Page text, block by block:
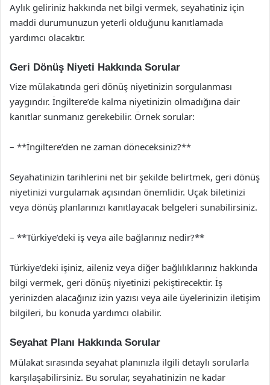
Aylık geliriniz hakkında net bilgi vermek, seyahatiniz için
maddi durumunuzun yeterli olduğunu kanıtlamada
yardımcı olacaktır.
Geri Dönüş Niyeti Hakkında Sorular
Vize mülakatında geri dönüş niyetinizin sorgulanması
yaygındır. İngiltere’de kalma niyetinizin olmadığına dair
kanıtlar sunmanız gerekebilir. Örnek sorular:
– **İngiltere’den ne zaman döneceksiniz?**
Seyahatinizin tarihlerini net bir şekilde belirtmek, geri dönüş
niyetinizi vurgulamak açısından önemlidir. Uçak biletinizi
veya dönüş planlarınızı kanıtlayacak belgeleri sunabilirsiniz.
– **Türkiye’deki iş veya aile bağlarınız nedir?**
Türkiye’deki işiniz, aileniz veya diğer bağlılıklarınız hakkında
bilgi vermek, geri dönüş niyetinizi pekiştirecektir. İş
yerinizden alacağınız izin yazısı veya aile üyelerinizin iletişim
bilgileri, bu konuda yardımcı olabilir.
Seyahat Planı Hakkında Sorular
Mülakat sırasında seyahat planınızla ilgili detaylı sorularla
karşılaşabilirsiniz. Bu sorular, seyahatinizin ne kadar